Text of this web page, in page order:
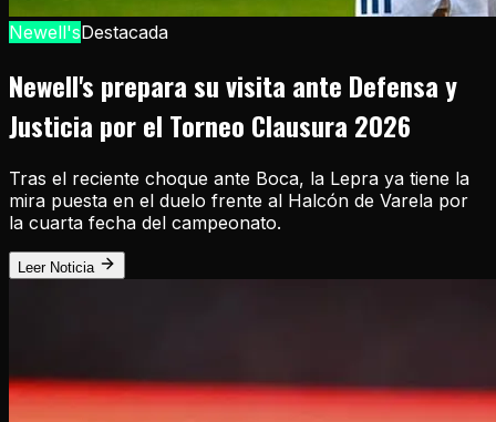
Newell'sDestacada
Newell's prepara su visita ante Defensa y
Justicia por el Torneo Clausura 2026
Tras el reciente choque ante Boca, la Lepra ya tiene la
mira puesta en el duelo frente al Halcón de Varela por
la cuarta fecha del campeonato.
Leer Noticia